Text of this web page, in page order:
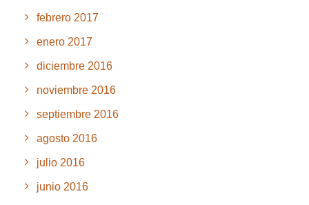
febrero 2017
enero 2017
diciembre 2016
noviembre 2016
septiembre 2016
agosto 2016
julio 2016
junio 2016